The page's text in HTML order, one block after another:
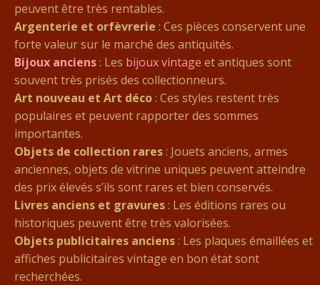
peuvent être très rentables.
Argenterie et orfèvrerie : Ces pièces conservent une
forte valeur sur le marché des antiquités.
Bijoux anciens: Les bijoux vintage et antiques sont
souvent très prisés des collectionneurs.
Art nouveau et Art déco: Ces styles restent très
populaires et peuvent rapporter des sommes
importantes.
Objets de collection rares: Jouets anciens, armes
anciennes, objets de vitrine uniques peuvent atteindre
des prix élevés s’ils sont rares et bien conservés.
Livres anciens et gravures: Les éditions rares ou
historiques peuvent être très valorisées.
Objets publicitaires anciens: Les plaques émaillées et
affiches publicitaires vintage en bon état sont
recherchées.